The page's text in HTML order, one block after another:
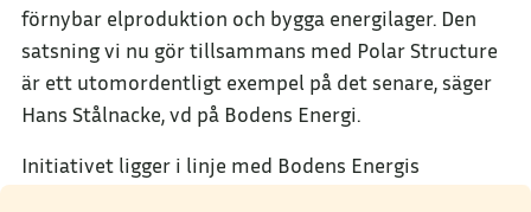
förnybar elproduktion och bygga energilager. Den
satsning vi nu gör tillsammans med Polar Structure
är ett utomordentligt exempel på det senare, säger
Hans Stålnacke, vd på Bodens Energi.
Initiativet ligger i linje med Bodens Energis